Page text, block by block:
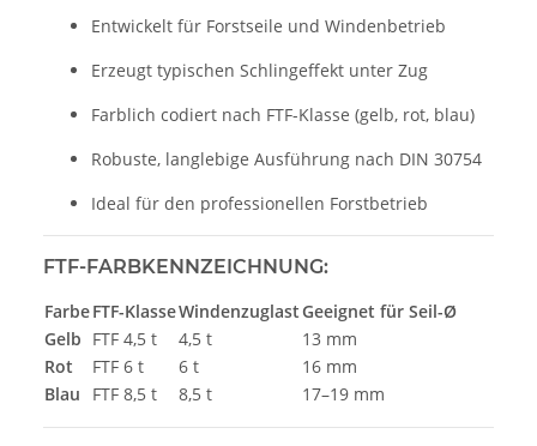
Entwickelt für Forstseile und Windenbetrieb
Erzeugt typischen Schlingeffekt unter Zug
Farblich codiert nach FTF-Klasse (gelb, rot, blau)
Robuste, langlebige Ausführung nach DIN 30754
Ideal für den professionellen Forstbetrieb
FTF-FARBKENNZEICHNUNG:
FarbeFTF-KlasseWindenzuglastGeeignet für Seil-Ø
Gelb FTF 4,5 t 4,5 t
13 mm
Rot
FTF 6 t 6 t
16 mm
Blau
FTF 8,5 t 8,5 t 17–19 mm